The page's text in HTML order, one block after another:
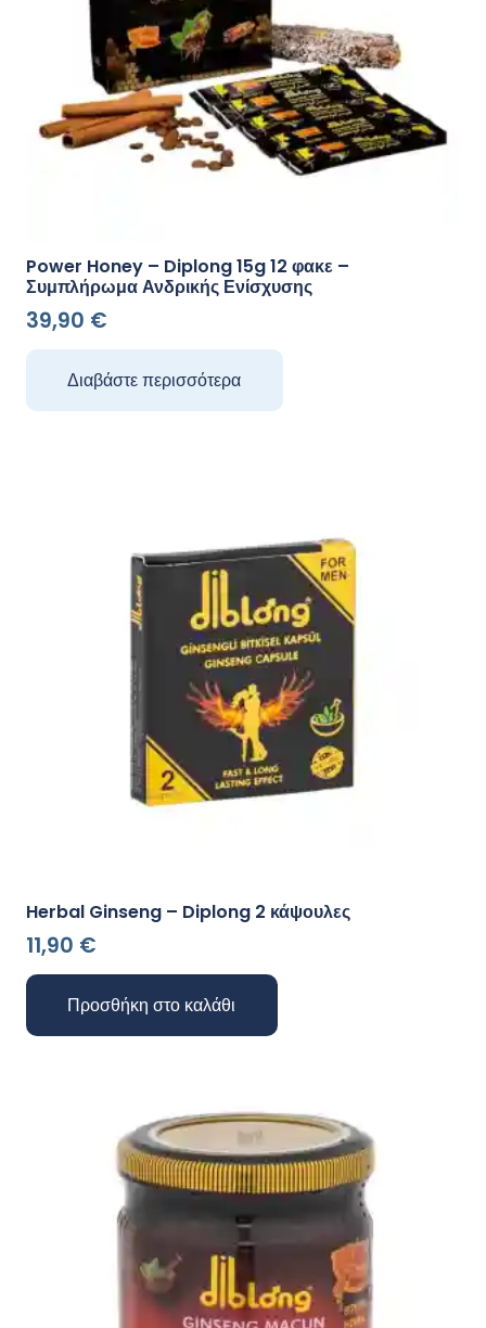
Power Honey – Diplong 15g 12 φακε –
Συμπλήρωμα Ανδρικής Ενίσχυσης
39,90 €
Διαβάστε περισσότερα
Herbal Ginseng – Diplong 2 κάψουλες
11,90 €
Προσθήκη στο καλάθι